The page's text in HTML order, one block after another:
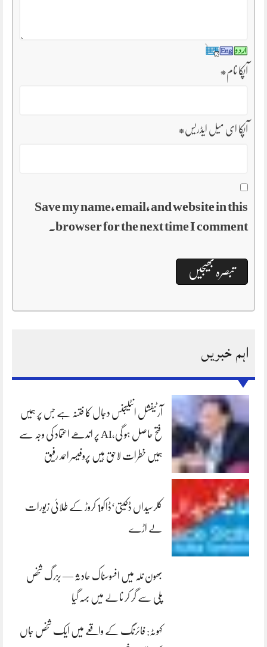
آپکا نام*
آپکا ای میل ایڈریس*
Save my name, email, and website in this
browser for the next time I comment.
اہم خبریں
آرٹیفشل انٹلیجنس دجال کا فتنہ ہے جس پر ہمیں
فتح حاصل ہو گی،AI پر اندھے اعتماد کی وجہ سے
ہمیں خطرات لاحق ہیں پروفیسر احمد رفیق
کلرسیداں ڈکیتی‘ڈاکو1 کروڑ کے طلائی زیورات
لے اڑے
بھون نلہ میں افسوسناک حادثہ — بزرگ شخص
پلی سے گر کر نالے میں بہہ گیا
کہوٹہ: فائرنگ کے واقعے میں ایک شخص جاں